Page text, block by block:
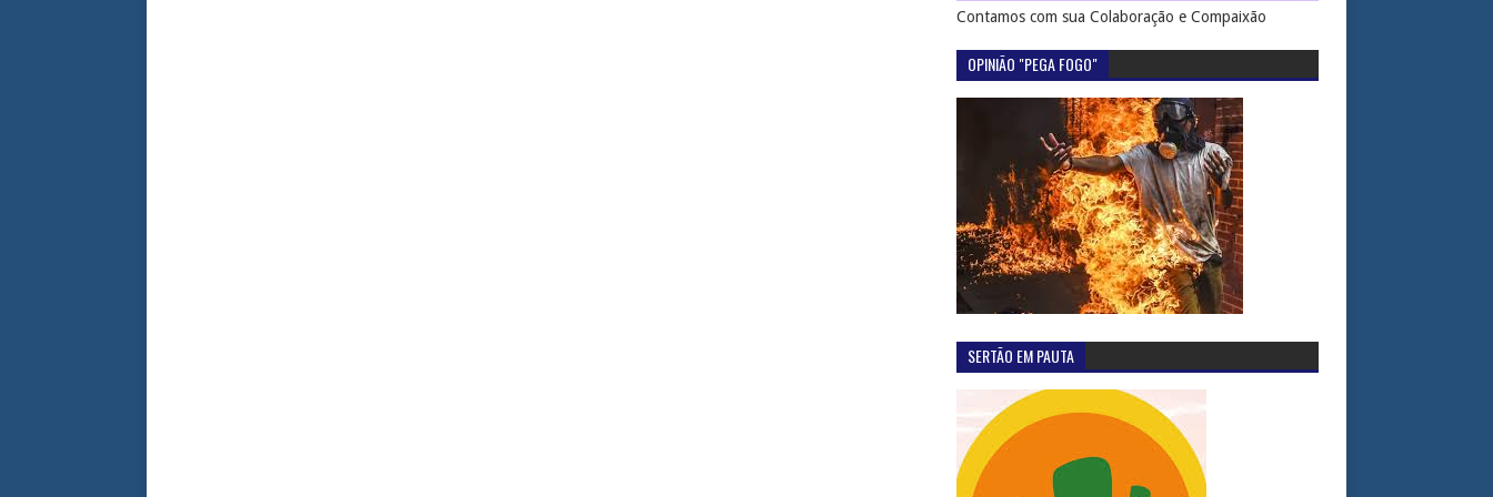
Contamos com sua Colaboração e Compaixão
OPINIÃO "PEGA FOGO"
SERTÃO EM PAUTA